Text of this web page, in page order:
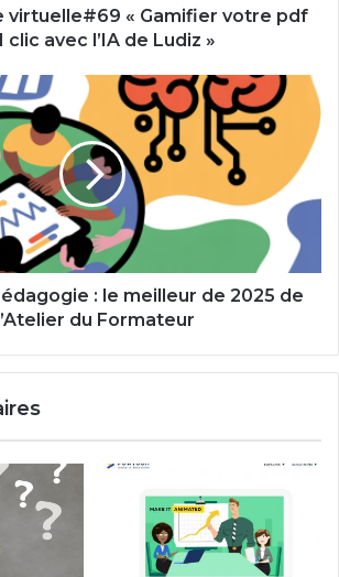
virtuelle#69 « Gamifier votre pdf
clic avec l’IA de Ludiz »
: le meilleur de 2025 de
du Formateur